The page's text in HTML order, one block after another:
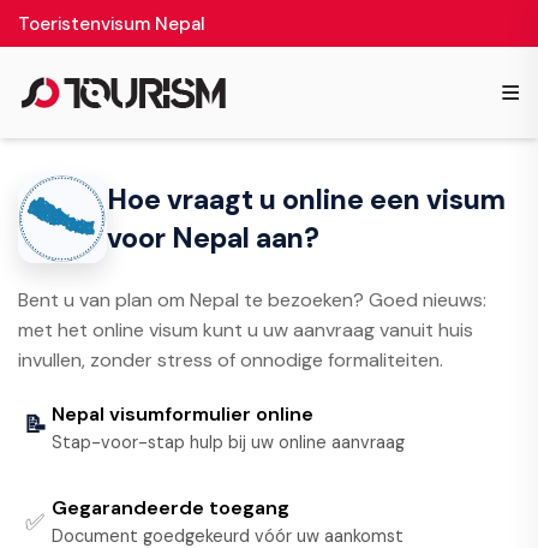
Toeristenvisum Nepal
≡
Hoe vraagt u online een visum
voor Nepal aan?
Bent u van plan om Nepal te bezoeken? Goed nieuws:
met het online visum kunt u uw aanvraag vanuit huis
invullen, zonder stress of onnodige formaliteiten.
📝 Nepal visumformulier online
Stap-voor-stap hulp bij uw online aanvraag
✅ Gegarandeerde toegang
Document goedgekeurd vóór uw aankomst